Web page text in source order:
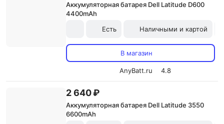
Аккумуляторная батарея Dell Latitude D600
4400mAh
Есть
Наличными и картой
В магазин
AnyBatt.ru 4.8
2 640 ₽
Аккумуляторная батарея Dell Latitude 3550
6600mAh